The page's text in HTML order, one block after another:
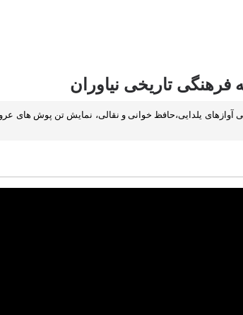
تاریخی نیاوران
یلدایی،حافظ خوانی و نقالی، نمایش تن پوش های